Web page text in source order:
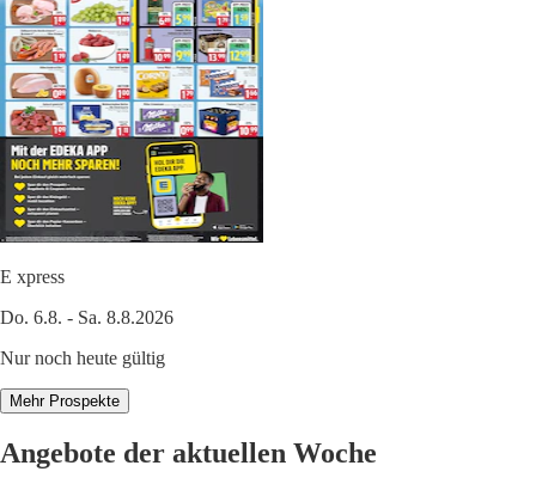
E xpress
Do. 6.8. - Sa. 8.8.2026
Nur noch heute gültig
Mehr Prospekte
Angebote der aktuellen Woche